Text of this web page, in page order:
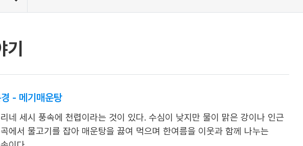
- 메기매운탕
네 세시 풍속에 천렵이라는 것이 있다. 수심이 낮지만 물이 맑은 강이나 인근
에서 물고기를 잡아 매운탕을 끓여 먹으며 한여름을 이웃과 함께 나누는